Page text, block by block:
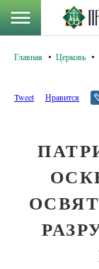
Главная Церковь
Tweet Нравится